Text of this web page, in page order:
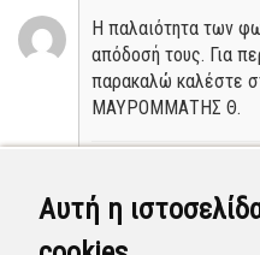
Αυτή η
Η παλαιότητα των
απόδοσή τους. Για
παρακαλώ καλέστε
ΜΑΥΡΟΜΜΑΤΗΣ Θ.